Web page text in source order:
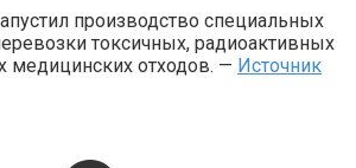
производство специальных
токсичных, радиоактивных
медицинских отходов. — Источник